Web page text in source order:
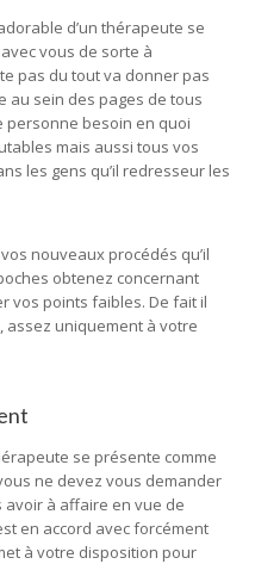
d’un thérapeute se
vous de sorte à
pas du tout va donner pas
au sein des pages de tous
personne besoin en quoi
mais aussi tous vos
les gens qu’il redresseur les
nouveaux procédés qu’il
obtenez concernant
vos points faibles. De fait il
assez uniquement à votre
se présente comme
ne devez vous demander
à affaire en vue de
en accord avec forcément
à votre disposition pour